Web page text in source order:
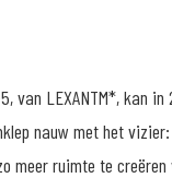
van LEXANTM*, kan
nauw met het
meer ruimte te